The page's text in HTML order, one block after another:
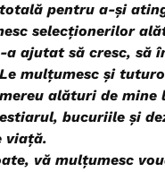
pentru a-și
selecționerilor
a ajutat să cresc, să
mulțumesc și
alături de mine
bucuriile și
viață.
vă mulțumesc